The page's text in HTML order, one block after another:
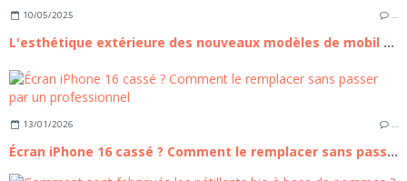
10/05/2025 …
L'esthétique extérieure des nouveaux modèles de mobil homes
13/01/2026 …
Écran iPhone 16 cassé ? Comment le remplacer sans passer par un professionnel